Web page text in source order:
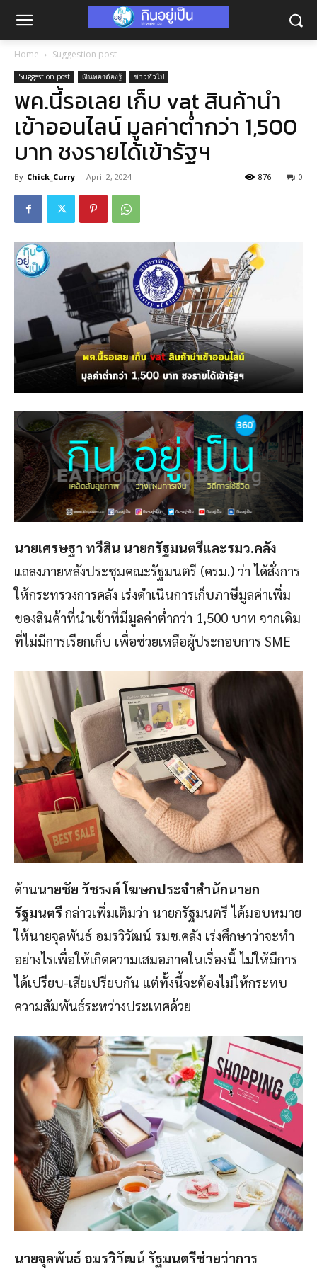
Home Suggestion post
Suggestion post เงินทองต้องรู้ ข่าวทั่วไป
พค.นี้รอเลย เก็บ vat สินค้านำ
เข้าออนไลน์ มูลค่าต่ำกว่า 1,500
บาท ชงรายได้เข้ารัฐฯ
By Chick_Curry - April 2, 2024 0
876
นายเศรษฐา ทวีสิน นายกรัฐมนตรีและรมว.คลัง
แถลงภายหลังประชุมคณะรัฐมนตรี (ครม.) ว่า ได้สั่งการ
ให้กระทรวงการคลัง เร่งดำเนินการเก็บภาษีมูลค่าเพิ่ม
ของสินค้าที่นำเข้าที่มีมูลค่าต่ำกว่า 1,500 บาท จากเดิม
ที่ไม่มีการเรียกเก็บ เพื่อช่วยเหลือผู้ประกอบการ SME
ด้านนายชัย วัชรงค์ โฆษกประจำสำนักนายก
รัฐมนตรีกล่าวเพิ่มเติมว่า นายกรัฐมนตรี ได้มอบหมาย
ให้นายจุลพันธ์ อมรวิวัฒน์ รมช.คลัง เร่งศึกษาว่าจะทำ
อย่างไรเพื่อให้เกิดความเสมอภาคในเรื่องนี้ ไม่ให้มีการ
ได้เปรียบ-เสียเปรียบกัน แต่ทั้งนี้จะต้องไม่ให้กระทบ
ความสัมพันธ์ระหว่างประเทศด้วย
นายจุลพันธ์ อมรวิวัฒน์ รัฐมนตรีช่วยว่าการ